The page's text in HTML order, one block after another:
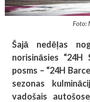
Foto:
Šajā nedēļas
norisināsies “24H
posms – “24H
sezonas
vadošais